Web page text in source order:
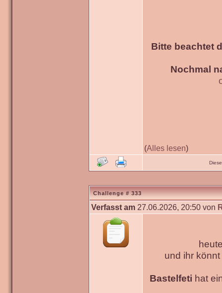
Bitte beachtet
Nochmal
(Alles lesen)
Challenge # 333
Verfasst am 27.06.2026, 20:50 von
und ihr
Bastelfeti hat